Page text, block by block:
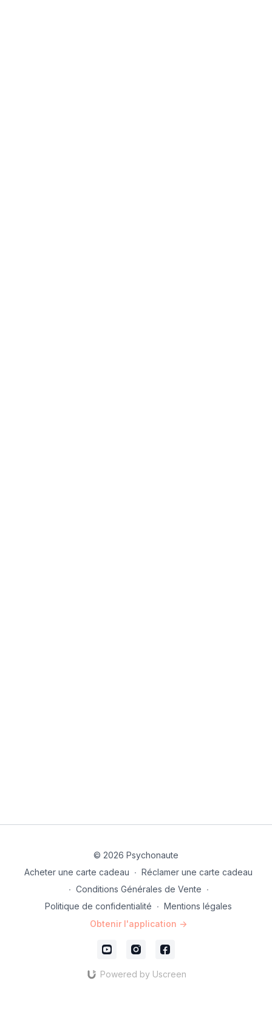
© 2026 Psychonaute
Acheter une carte cadeau ∙ Réclamer une carte cadeau
∙ Conditions Générales de Vente ∙
Politique de confidentialité ∙ Mentions légales
Obtenir l'application ->
Powered by Uscreen